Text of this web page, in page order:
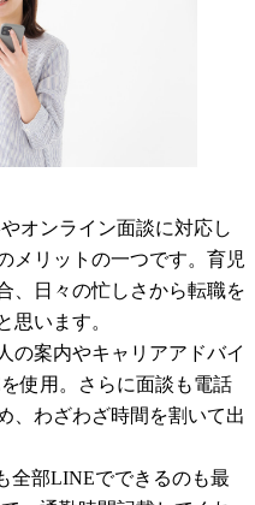
オンライン面談に対応し
メリットの一つです。育児
、日々の忙しさから転職を
思います。
の案内やキャリアアドバイ
使用。さらに面談も電話
、わざわざ時間を割いて出
全部LINEでできるのも最